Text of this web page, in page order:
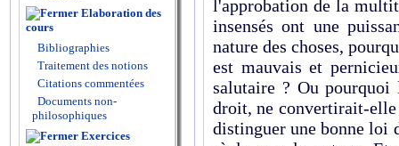
Elaboration des
cours
Bibliographies
Traitement des notions
Citations commentées
Documents non-
philosophiques
Exercices
l'approbation de la
insensés ont une
nature des choses,
est mauvais et
salutaire ? Ou
droit, ne convertirait-elle
distinguer une bonne loi